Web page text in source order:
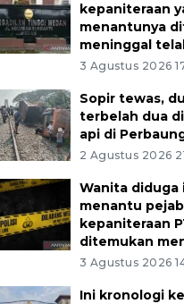
kepaniteraan
menantunya
meninggal
3 Agustus 2026
Sopir tewas,
terbelah dua
api di
2 Agustus 2026
Wanita diduga
menantu
kepaniteraan
ditemukan
3 Agustus 2026
Ini kronologi